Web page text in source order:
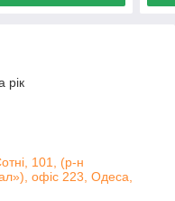
рік
101, (р-н
офіс 223, Одеса,